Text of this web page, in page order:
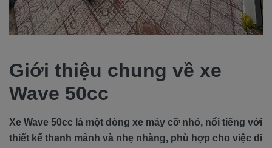
Giới thiệu chung về xe
Wave 50cc
Xe Wave 50cc là một dòng xe máy cỡ nhỏ, nổi tiếng với
thiết kế thanh mảnh và nhẹ nhàng, phù hợp cho việc di